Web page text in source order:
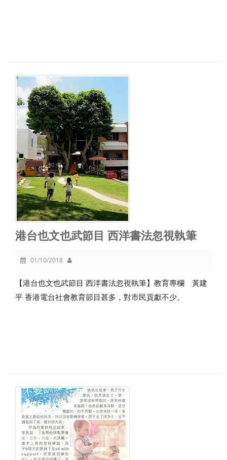
港台也文也武節目 西洋書法忽視執筆
01/10/2018
【港台也文也武節目 西洋書法忽視執筆】教育專欄 黃建
平 香港電台社會教育節目甚多，對市民貢獻不少。